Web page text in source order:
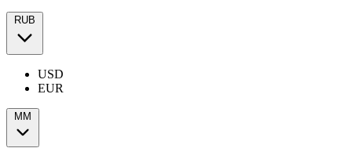
RUB
USD
EUR
ММ